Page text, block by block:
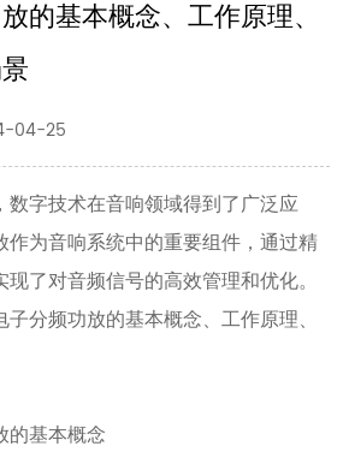
的基本概念、工作原理、
04-25
字技术在音响领域得到了广泛应
为音响系统中的重要组件，通过精
了对音频信号的高效管理和优化。
分频功放的基本概念、工作原理、
的基本概念